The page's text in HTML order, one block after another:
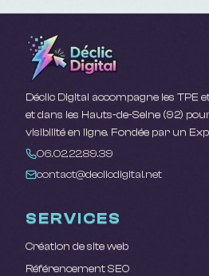
Déclic Digital accompagne les TPE
et dans les Hauts-de-Seine (92)
visibilité en ligne. Fondée par un
06.02.22.89.39
contact@declicdigital.net
SERVICES
Création de site web
Référencement SEO